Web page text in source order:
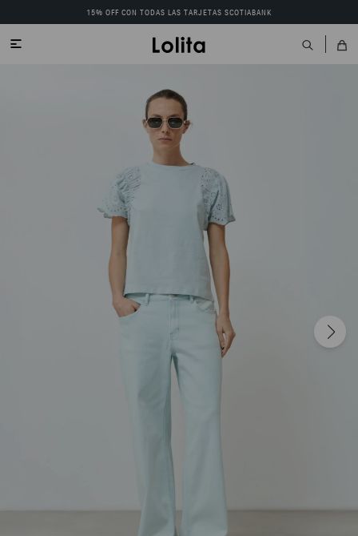
15% OFF CON TODAS LAS TARJETAS SCOTIABANK
